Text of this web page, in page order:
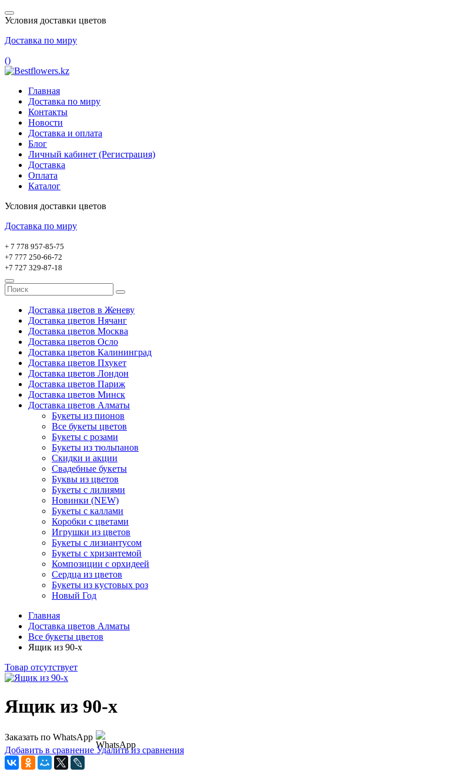
Условия доставки цветов
Доставка по миру
()
Главная
Доставка по миру
Контакты
Новости
Доставка и оплата
Блог
Личный кабинет (Регистрация)
Доставка
Оплата
Каталог
Условия доставки цветов
Доставка по миру
+ 7 778 957-85-75
+7 777 250-66-72
+7 727 329-87-18
Доставка цветов в Женеву
Доставка цветов Нячанг
Доставка цветов Москва
Доставка цветов Осло
Доставка цветов Калининград
Доставка цветов Пхукет
Доставка цветов Лондон
Доставка цветов Париж
Доставка цветов Минск
Доставка цветов Алматы
Букеты из пионов
Все букеты цветов
Букеты с розами
Букеты из тюльпанов
Скидки и акции
Свадебные букеты
Буквы из цветов
Букеты с лилиями
Новинки (NEW)
Букеты с каллами
Коробки с цветами
Игрушки из цветов
Букеты с лизиантусом
Букеты с хризантемой
Композиции с орхидеей
Сердца из цветов
Букеты из кустовых роз
Новый Год
Главная
Доставка цветов Алматы
Все букеты цветов
Ящик из 90-х
Товар отсутствует
Ящик из 90-х
Заказать по WhatsApp
Добавить в сравнение Удалить из сравнения